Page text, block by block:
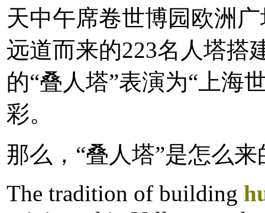
天中午席卷世博园欧洲
远道而来的223名人塔搭
的“叠人塔”表演为“上海
彩。
那么，“叠人塔”是怎么
The tradition of building